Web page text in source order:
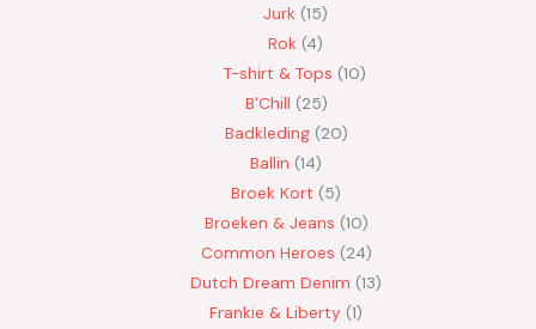
Jurk 15
Rok 4
T-shirt & Tops 10
B'Chill 25
Badkleding 20
Ballin 14
Broek Kort 5
Broeken & Jeans 10
Common Heroes 24
Dutch Dream Denim 13
Frankie & Liberty 1